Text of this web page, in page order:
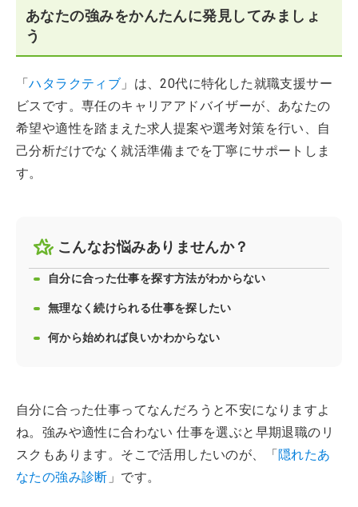
あなたの強みをかんたんに発見してみましょ
う
「ハタラクティブ 」は、20代に特化した就職支援サー
ビスです。専任のキャリアアドバイザーが、あなたの
希望や適性を踏まえた求人提案や選考対策を行い、自
己分析だけでなく就活準備までを丁寧にサポートしま
す。
こんなお悩みありませんか？
自分に合った仕事を探す方法がわからない
無理なく続けられる仕事を探したい
何から始めれば良いかわからない
自分に合った仕事ってなんだろうと不安になりますよ
ね。強みや適性に合わない 仕事を選ぶと早期退職のリ
スクもあります。そこで活用したいのが、「隠れたあ
なたの強み診断 」です。